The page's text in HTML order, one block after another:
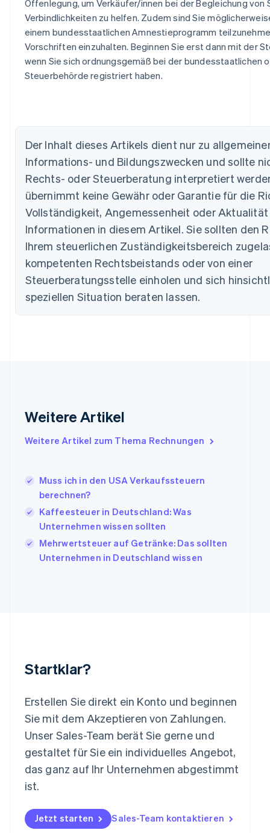
Offenlegung, um Verkäufer/innen bei der Begleichung von
Verbindlichkeiten zu helfen. Zudem sind Sie
einem bundesstaatlichen Amnestieprogramm
Vorschriften einzuhalten. Beginnen Sie erst dann mit der
wenn Sie sich ordnungsgemäß bei der bundesstaatlichen
Steuerbehörde registriert haben.
Der Inhalt dieses Artikels dient nur zu
Informations- und Bildungszwecken und sollte
Rechts- oder Steuerberatung interpretiert
übernimmt keine Gewähr oder Garantie für die
Vollständigkeit, Angemessenheit oder
Informationen in diesem Artikel. Sie sollten den
Ihrem steuerlichen Zuständigkeitsbereich
kompetenten Rechtsbeistands oder von einer
Steuerberatungsstelle einholen und sich
speziellen Situation beraten lassen.
Weitere Artikel
Weitere Artikel zum Thema Rechnungen
Muss ich in den USA Verkaufssteuern
berechnen?
Kaffeesteuer in Deutschland: Was
Unternehmen wissen sollten
Mehrwertsteuer auf Getränke: Das sollten
Unternehmen in Deutschland wissen
Startklar?
Erstellen Sie direkt ein Konto und beginnen
Sie mit dem Akzeptieren von Zahlungen.
Unser Sales-Team berät Sie gerne und
gestaltet für Sie ein individuelles Angebot,
das ganz auf Ihr Unternehmen abgestimmt
ist.
Jetzt starten Sales-Team kontaktieren
English
Belgien
Nederlands Français Deutsch English
Brasilien
PortuguêsEnglish
Bulgarien
Dänemark
English
Deutschland
DeutschEnglish
Estland
Griechenland
English
Italien
ItalianoEnglish
Japan
Kanada
EnglishFrançais
Luxemburg
English简体中文
Malta
Mexiko
EspañolEnglish
Neuseeland
Norwegen
English